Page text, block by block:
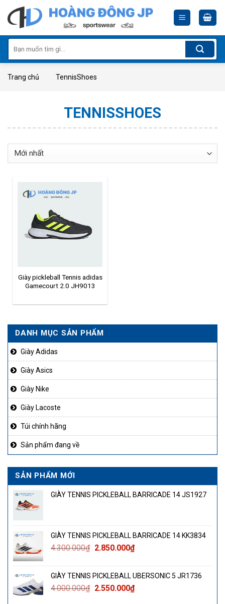
content
kiếm:
Trang chủ TennisShoes
TENNISSHOES
Giày pickleball Tennis adidas
Gamecourt 2.0 JH9013
DANH MỤC SẢN PHẨM
Giày Adidas
Giày Asics
Giày Nike
Giày Lacoste
Túi chính hãng
Sản phẩm đang về
SẢN PHẨM MỚI
GIÀY TENNIS PICKLEBALL BARRICADE 14 JS1927
GIÀY TENNIS PICKLEBALL BARRICADE 14 KK3834
4.300.000₫ Giá
4.300.000₫.
2.850.000₫Giá
là:
2.850.000₫.
GIÀY TENNIS PICKLEBALL UBERSONIC 5 JR1736
4.000.000₫ Giá
2.550.000₫Giá